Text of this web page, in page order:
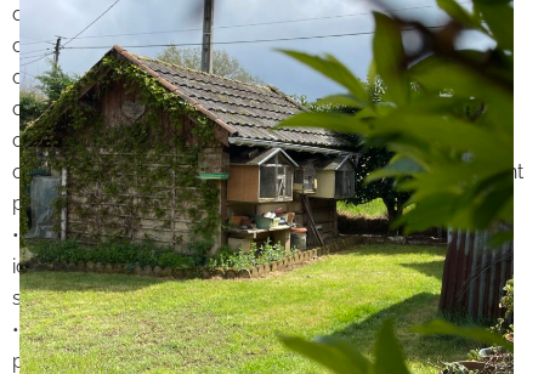
o Une véranda
o Une cuisine,
o Un salon/salle à manger,
o Une chambre avec placard,
o Une salle de bain avec rangement et un WC séparé.
o Grenier aménageable à l’étage avec accès indépendant
pour agrandir l’espace habitable selon vos projets.
• Dépendances attenantes : deux ateliers, divers abris,
idéal pour des activités artisanales, agricoles ou de
stockage.
• Terrain : Plus de 8 500m² clôturés répartis en cour,
potager et prairies, pourquoi pas pour du petit élevage,